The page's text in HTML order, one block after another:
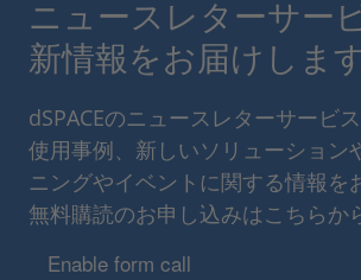
ニュースレターサー
新情報をお届けします
dSPACEのニュースレターサービ
使用事例、新しいソリューション
ニングやイベントに関する情報を
無料購読のお申し込みはこちらか
Enable form call